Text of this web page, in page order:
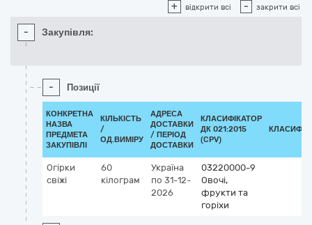
+ відкрити всі - закрити всі
- Закупівля:
- Позиції
КОНКРЕТНА
НАЗВА
ПРЕДМЕТА
ЗАКУПІВЛІ
КІЛЬКІСТЬ
/
ОД.ВИМІРУ
АДРЕСА
ДОСТАВКИ
/ ПЕРІОД
ДОСТАВКИ
КЛАСИФІКАТОР
ДК 021:2015
(CPV)
Огірки
свіжі
60
кілограм
Україна
по 31-12-
2026
03220000-9
Овочі,
фрукти та
горіхи